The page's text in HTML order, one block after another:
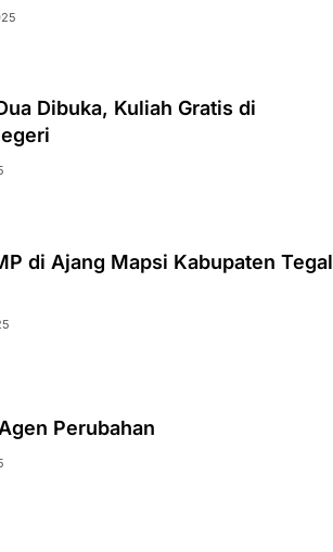
Dibuka, Kuliah Gratis di
di Ajang Mapsi Kabupaten Tegal
Perubahan